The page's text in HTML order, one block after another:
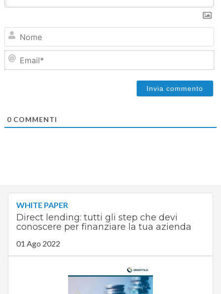
0COMMENTI
WHITE PAPER
Direct lending: tutti gli step che devi
conoscere per finanziare la tua azienda
01 Ago 2022